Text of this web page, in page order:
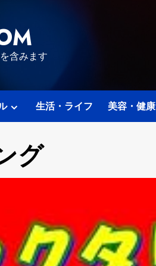
含みます
生活・ライフ 美容・健康
グ